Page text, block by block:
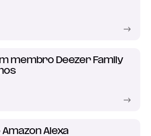
membro Deezer Family
Amazon Alexa